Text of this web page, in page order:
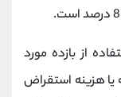
از بازده مورد
یا هزینه استقراض